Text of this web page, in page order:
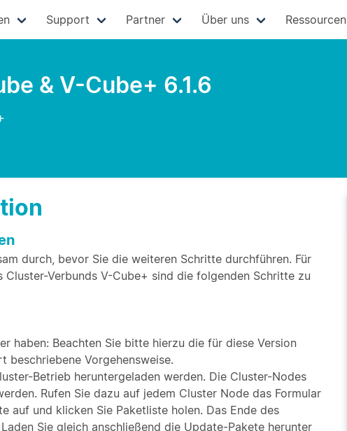
Support Partner Über uns Ressourcen
& V-Cube+ 6.1.6
durch, bevor Sie die weiteren Schritte durchführen. Für
Verbunds V-Cube+ sind die folgenden Schritte zu
haben: Beachten Sie bitte hierzu die für diese Version
beschriebene Vorgehensweise.
Betrieb heruntergeladen werden. Die Cluster-Nodes
Rufen Sie dazu auf jedem Cluster Node das Formular
und klicken Sie Paketliste holen. Das Ende des
Sie gleich anschließend die Update-Pakete herunter